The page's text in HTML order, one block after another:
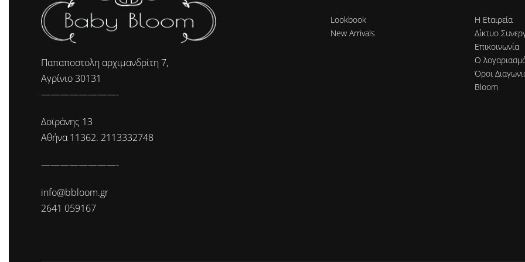
Παπαποστολη αρχιμανδρίτη 7,
Αγρίνιο 30131
————————-
Δοϊράνης 13
Αθήνα 11362. 2113332748
————————-
info@bbloom.gr
2641 059167
Lookbook
New Arrivals
Η Εtαιρεία
Δίκτυο
Επικοινωνία
Ο
Όροι
Bloom